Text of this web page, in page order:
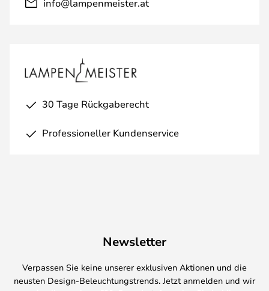
info@lampenmeister.at
30 Tage Rückgaberecht
Professioneller Kundenservice
Newsletter
Verpassen Sie keine unserer exklusiven Aktionen und die
neusten Design-Beleuchtungstrends. Jetzt anmelden und wir